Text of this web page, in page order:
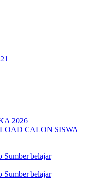
2026
CALON SISWA
Sumber belajar
Sumber belajar